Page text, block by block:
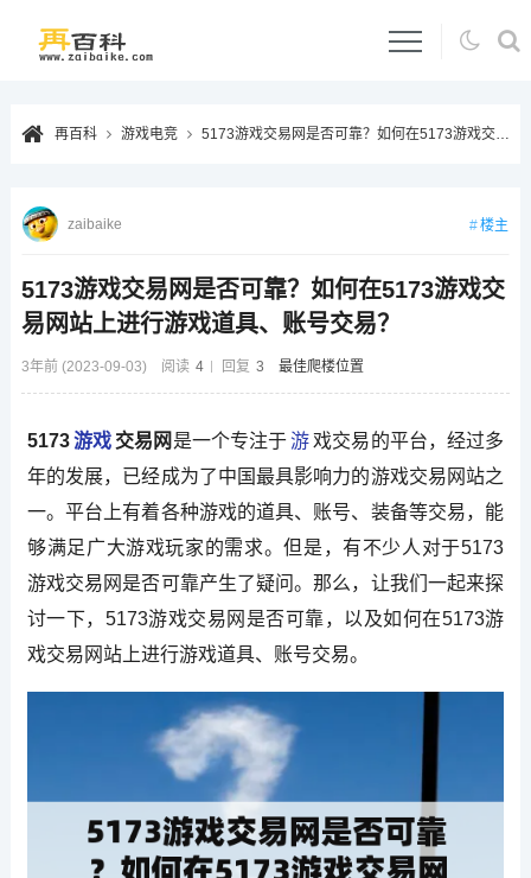
再百科 游戏电竞 5173游戏交易网是否可靠？如何在5173游戏交易网站上进行游戏道具、账号交易？
5173游戏交易网是否可靠？如何在5173游戏交
易网站上进行游戏道具、账号交易？
3年前 (2023-09-03) 阅读 4 回复 3 最佳爬楼位置
zaibaike 楼主
5173游戏 交易网 是一个专注于游戏交易的平台，经过多
年的发展，已经成为了中国最具影响力的游戏交易网站之
一。平台上有着各种游戏的道具、账号、装备等交易，能
够满足广大游戏玩家的需求。但是，有不少人对于5173
游戏交易网是否可靠产生了疑问。那么，让我们一起来探
讨一下，5173游戏交易网是否可靠，以及如何在5173游
戏交易网站上进行游戏道具、账号交易。